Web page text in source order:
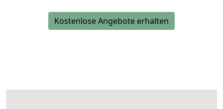
Kostenlose Angebote erhalten